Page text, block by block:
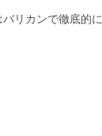
リカンで徹底的に